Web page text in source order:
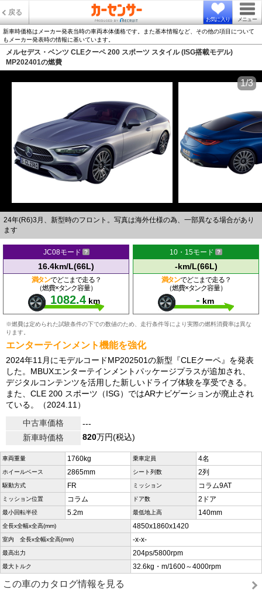
戻る
お気に入り メニュー
新車時価格はメーカー発表当時の車両本体価格です。また基本情報など、その他の項目について
もメーカー発表時の情報に基いています。
メルセデス・ベンツ CLEクーペ 200 スポーツ スタイル (ISG搭載モデル)
MP202401の燃費
24年(R6)3月、新型時のフロント。写真は海外仕様の為、一部異なる場合があり
ます
1/3
JC08モード
16.4km/L(66L)
満タンでどこまで走る？
（燃費×タンク容量）
1082.4 km
10・15モード
-km/L(66L)
満タンでどこまで走る？
（燃費×タンク容量）
- km
※燃費は定められた試験条件の下での数値のため、走行条件等により実際の燃料消費率は異な
ります。
エンターテインメント機能を強化
2024年11月にモデルコードMP202501の新型『CLEクーペ』を発表
した。MBUXエンターテインメントパッケージプラスが追加され、
デジタルコンテンツを活用した新しいドライブ体験を享受できる。
また、CLE 200 スポーツ（ISG）ではARナビゲーションが廃止され
ている。（2024.11）
中古車価格
---
新車時価格
820万円(税込)
車両重量 1760kg 乗車定員 4名
ホイールベース 2865mm シート列数 2列
駆動方式 FR ミッション コラム9AT
ミッション位置 コラム ドア数 2ドア
最小回転半径 5.2m 最低地上高 140mm
全長x全幅x全高(mm) 4850x1860x1420
室内 全長x全幅x全高(mm) -x-x-
最高出力 204ps/5800rpm
最大トルク 32.6kg・m/1600～4000rpm
この車のカタログ情報を見る